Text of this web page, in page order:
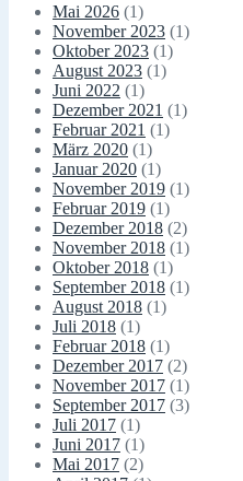
Mai 2026 (1)
November 2023 (1)
Oktober 2023 (1)
August 2023 (1)
Juni 2022 (1)
Dezember 2021 (1)
Februar 2021 (1)
März 2020 (1)
Januar 2020 (1)
November 2019 (1)
Februar 2019 (1)
Dezember 2018 (2)
November 2018 (1)
Oktober 2018 (1)
September 2018 (1)
August 2018 (1)
Juli 2018 (1)
Februar 2018 (1)
Dezember 2017 (2)
November 2017 (1)
September 2017 (3)
Juli 2017 (1)
Juni 2017 (1)
Mai 2017 (2)